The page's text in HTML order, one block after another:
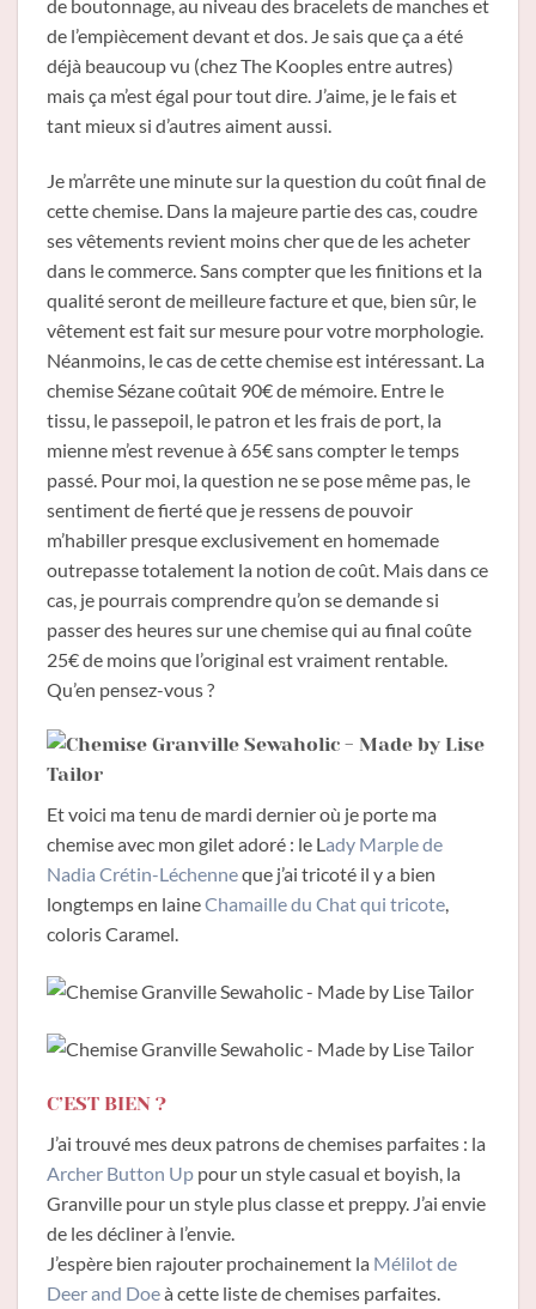
de boutonnage, au niveau des bracelets de manches et
de l’empiècement devant et dos. Je sais que ça a été
déjà beaucoup vu (chez The Kooples entre autres)
mais ça m’est égal pour tout dire. J’aime, je le fais et
tant mieux si d’autres aiment aussi.
Je m’arrête une minute sur la question du coût final de
cette chemise. Dans la majeure partie des cas, coudre
ses vêtements revient moins cher que de les acheter
dans le commerce. Sans compter que les finitions et la
qualité seront de meilleure facture et que, bien sûr, le
vêtement est fait sur mesure pour votre morphologie.
Néanmoins, le cas de cette chemise est intéressant. La
chemise Sézane coûtait 90€ de mémoire. Entre le
tissu, le passepoil, le patron et les frais de port, la
mienne m’est revenue à 65€ sans compter le temps
passé. Pour moi, la question ne se pose même pas, le
sentiment de fierté que je ressens de pouvoir
m’habiller presque exclusivement en homemade
outrepasse totalement la notion de coût. Mais dans ce
cas, je pourrais comprendre qu’on se demande si
passer des heures sur une chemise qui au final coûte
25€ de moins que l’original est vraiment rentable.
Qu’en pensez-vous ?
Et voici ma tenu de mardi dernier où je porte ma
chemise avec mon gilet adoré : le L ady Marple de
Nadia Crétin-Léchenneque j’ai tricoté il y a bien
longtemps en laineChamaille du Chat qui tricote
coloris Caramel.
C’EST BIEN ?
J’ai trouvé mes deux patrons de chemises parfaites : la
Archer Button Up pour un style casual et boyish, la
Granville pour un style plus classe et preppy. J’ai envie
de les décliner à l’envie.
J’espère bien rajouter prochainement la Mélilot de
Deer and Doeà cette liste de chemises parfaites.